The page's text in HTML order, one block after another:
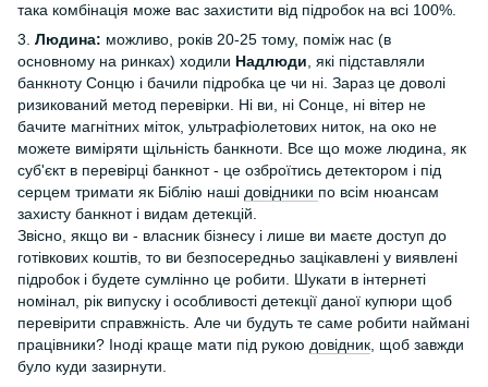
така комбінація може вас захистити від підробок на всі 100%.
3. Людина: можливо, років 20-25 тому, поміж нас (в
основному на ринках) ходили Надлюди , які підставляли
банкноту Сонцю і бачили підробка це чи ні. Зараз це доволі
ризикований метод перевірки. Ні ви, ні Сонце, ні вітер не
бачите магнітних міток, ультрафіолетових ниток, на око не
можете виміряти щільність банкноти. Все що може людина, як
суб'єкт в перевірці банкнот - це озброїтись детектором і під
серцем тримати як Біблію наші довідники по всім нюансам
захисту банкнот і видам детекцій.
Звісно, якщо ви - власник бізнесу і лише ви маєте доступ до
готівкових коштів, то ви безпосередньо зацікавлені у виявлені
підробок і будете сумлінно це робити. Шукати в інтернеті
номінал, рік випуску і особливості детекції даної купюри щоб
перевірити справжність. Але чи будуть те саме робити наймані
працівники? Іноді краще мати під рукою довідник , щоб завжди
було куди зазирнути.